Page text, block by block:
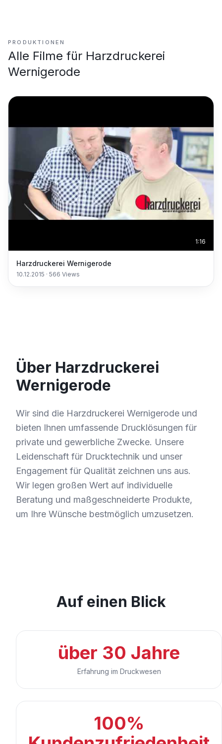
PRODUKTIONEN
Alle Filme für Harzdruckerei
Wernigerode
1:16
Harzdruckerei Wernigerode
10.12.2015 · 566 Views
Über Harzdruckerei
Wernigerode
Wir sind die Harzdruckerei Wernigerode und
bieten Ihnen umfassende Drucklösungen für
private und gewerbliche Zwecke. Unsere
Leidenschaft für Drucktechnik und unser
Engagement für Qualität zeichnen uns aus.
Wir legen großen Wert auf individuelle
Beratung und maßgeschneiderte Produkte,
um Ihre Wünsche bestmöglich umzusetzen.
Auf einen Blick
über 30 Jahre
Erfahrung im Druckwesen
100%